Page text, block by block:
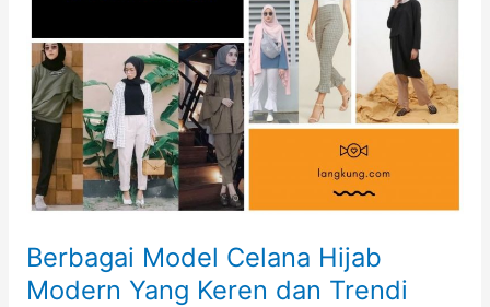
Berbagai Model Celana Hijab
Modern Yang Keren dan Trendi